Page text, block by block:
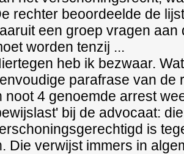
rechter beoordeelde de
een groep vragen
worden tenzij ...
heb ik bezwaar.
parafrase van de
noot 4 genoemde arrest
bij de advocaat:
is
Die verwijst immers in